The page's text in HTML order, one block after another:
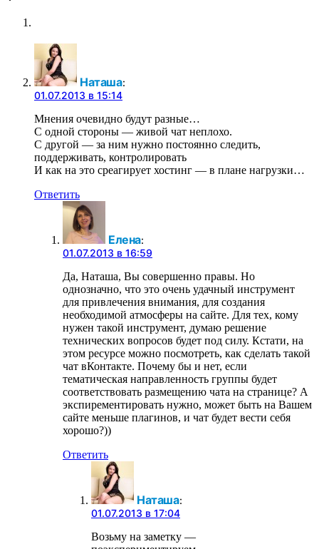
Наташа:
01.07.2013 в 15:14
Мнения очевидно будут разные…
С одной стороны — живой чат неплохо.
С другой — за ним нужно постоянно следить,
поддерживать, контролировать
И как на это среагирует хостинг — в плане нагрузки…
Ответить
Елена:
01.07.2013 в 16:59
Да, Наташа, Вы совершенно правы. Но
однозначно, что это очень удачный инструмент
для привлечения внимания, для создания
необходимой атмосферы на сайте. Для тех, кому
нужен такой инструмент, думаю решение
технических вопросов будет под силу. Кстати, на
этом ресурсе можно посмотреть, как сделать такой
чат вКонтакте. Почему бы и нет, если
тематическая направленность группы будет
соответствовать размещению чата на странице? А
экспирементировать нужно, может быть на Вашем
сайте меньше плагинов, и чат будет вести себя
хорошо?))
Ответить
Наташа:
01.07.2013 в 17:04
Возьму на заметку —